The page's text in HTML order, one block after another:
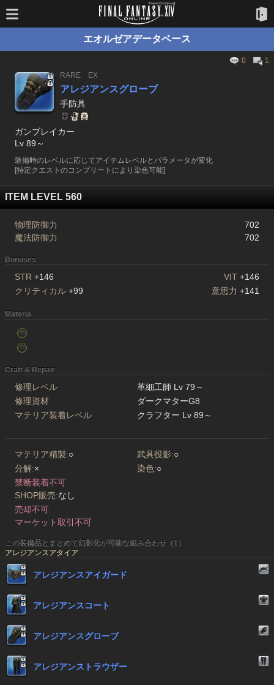
エオルゼアデータベース
0
1
RARE
EX
アレジアンスグローブ
手防具
ガンブレイカー
Lv 89～
装備時のレベルに応じてアイテムレベルとパラメータが変化
[特定クエストのコンプリートにより染色可能]
ITEM LEVEL 560
物理防御力
702
魔法防御力
702
Bonuses
STR +146 VIT +146
クリティカル +99 意思力 +141
Materia
Craft & Repair
修理レベル
革細工師 Lv 79～
修理資材
ダークマターG8
マテリア装着レベル
クラフター Lv 89～
マテリア精製:○ 武具投影:○
分解:× 染色:○
禁断装着不可
SHOP販売:なし
売却不可
マーケット取引不可
この装備品とまとめて幻影化が可能な組み合わせ（1）
アレジアンスアタイア
アレジアンスアイガード
アレジアンスコート
アレジアンスグローブ
アレジアンストラウザー